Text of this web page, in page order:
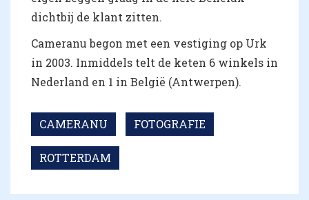
dichtbij de klant zitten.
Cameranu begon met een vestiging op Urk
in 2003. Inmiddels telt de keten 6 winkels in
Nederland en 1 in België (Antwerpen).
CAMERANU FOTOGRAFIE
ROTTERDAM